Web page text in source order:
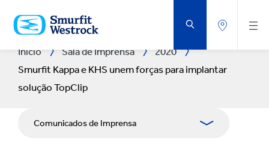
PARA
O
CONTEÚDO
Início Sala de Imprensa
2020
Smurfit Kappa e KHS unem forças para implantar
solução TopClip
Comunicados de Imprensa